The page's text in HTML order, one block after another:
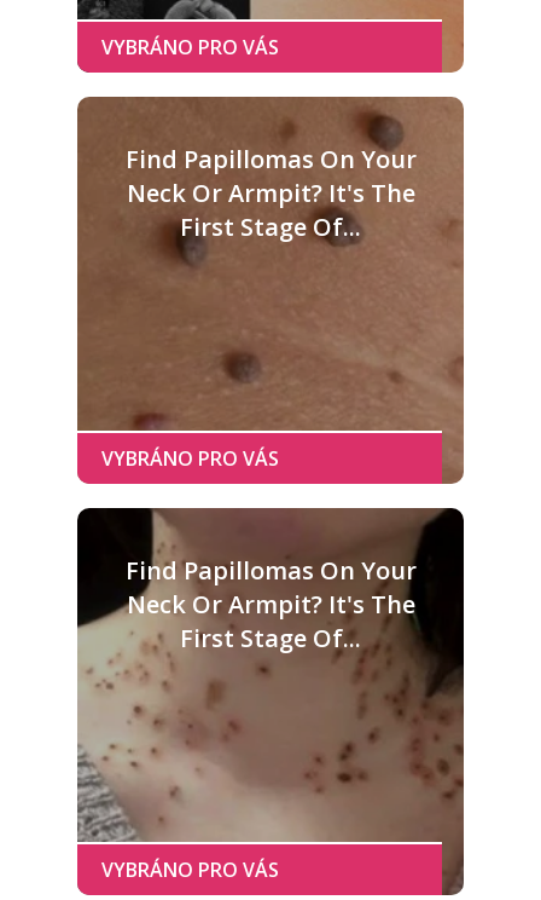
Find Papillomas On Your
Neck Or Armpit? It's The
First Stage Of...
Find Papillomas On Your
Neck Or Armpit? It's The
First Stage Of...